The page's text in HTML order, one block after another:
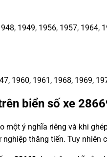
1949, 1956, 1957, 1964,
1960, 1961, 1968, 1969,
biển số xe
ý nghĩa riêng và khi
thăng tiến. Tuy